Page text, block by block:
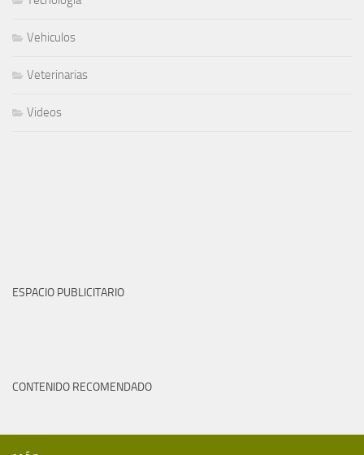
Vehiculos
Veterinarias
Videos
ESPACIO PUBLICITARIO
CONTENIDO RECOMENDADO